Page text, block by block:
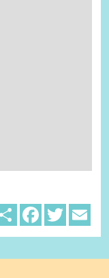
ShareFacebook
Twitter